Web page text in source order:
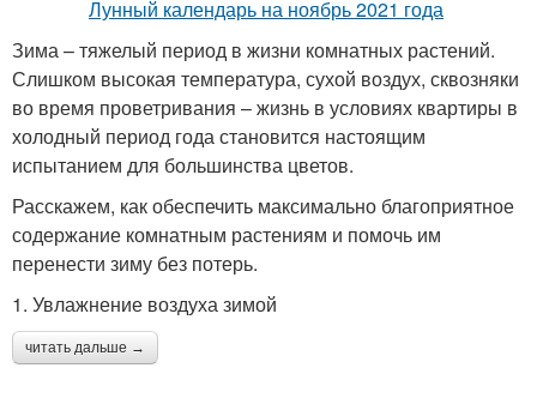
Зима – тяжелый период в жизни комнатных растений.
Слишком высокая температура, сухой воздух, сквозняки
во время проветривания – жизнь в условиях квартиры в
холодный период года становится настоящим
испытанием для большинства цветов.
Расскажем, как обеспечить максимально благоприятное
содержание комнатным растениям и помочь им
перенести зиму без потерь.
1. Увлажнение воздуха зимой
читать дальше →